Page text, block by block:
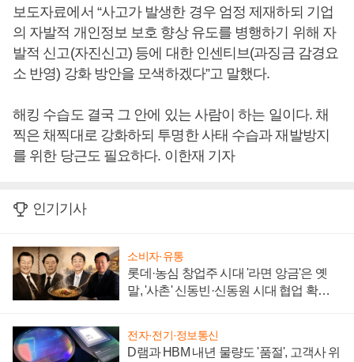
보도자료에서 “사고가 발생한 경우 엄정 제재하되 기업
의 자발적 개인정보 보호 향상 유도를 병행하기 위해 자
발적 신고(자진신고) 등에 대한 인센티브(과징금 감경요
소 반영) 강화 방안을 모색하겠다”고 말했다.
해킹 수습도 결국 그 안에 있는 사람이 하는 일이다. 채
찍은 채찍대로 강화하되 투명한 사태 수습과 재발방지
를 위한 당근도 필요하다. 이한재 기자
인기기사
소비자·유통
롯데·농심 창업주 시대 '라면 앙금'은 옛
말, '사촌' 신동빈·신동원 시대 협업 확대
전자·전기·정보통신
D램과 HBM 내년 물량도 '품절', 고객사 위